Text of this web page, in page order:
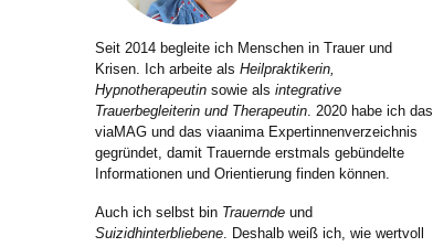
Seit 2014 begleite ich Menschen in Trauer und
Krisen. Ich arbeite als Heilpraktikerin,
Hypnotherapeutin sowie als integrative
Trauerbegleiterin und Therapeutin. 2020 habe ich das
viaMAG und das viaanima Expertinnenverzeichnis
gegründet, damit Trauernde erstmals gebündelte
Informationen und Orientierung finden können.
Auch ich selbst bin Trauernde und
Suizidhinterbliebene. Deshalb weiß ich, wie wertvoll